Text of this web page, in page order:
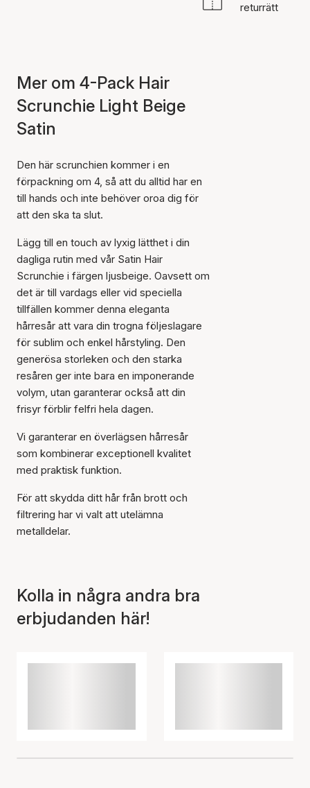
Artikeln har lagts till i
returrätt
Mer om 4-Pack Hair
Scrunchie Light Beige
Satin
Den här scrunchien kommer i en
förpackning om 4, så att du alltid har en
till hands och inte behöver oroa dig för
att den ska ta slut.
Lägg till en touch av lyxig lätthet i din
dagliga rutin med vår Satin Hair
Scrunchie i färgen ljusbeige. Oavsett om
det är till vardags eller vid speciella
tillfällen kommer denna eleganta
hårresår att vara din trogna följeslagare
för sublim och enkel hårstyling. Den
generösa storleken och den starka
resåren ger inte bara en imponerande
volym, utan garanterar också att din
frisyr förblir felfri hela dagen.
Vi garanterar en överlägsen hårresår
som kombinerar exceptionell kvalitet
med praktisk funktion.
För att skydda ditt hår från brott och
filtrering har vi valt att utelämna
metalldelar.
Kolla in några andra bra
erbjudanden här!